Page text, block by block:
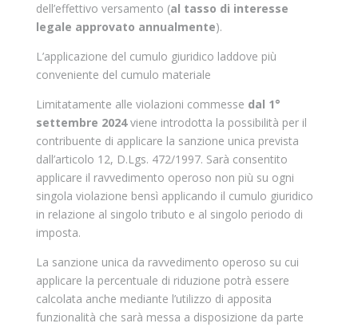
dell’effettivo versamento (al tasso di interesse
legale approvato annualmente).
L’applicazione del cumulo giuridico laddove più
conveniente del cumulo materiale
Limitatamente alle violazioni commesse dal 1°
settembre 2024viene introdotta la possibilità per il
contribuente di applicare la sanzione unica prevista
dall’articolo 12, D.Lgs. 472/1997. Sarà consentito
applicare il ravvedimento operoso non più su ogni
singola violazione bensì applicando il cumulo giuridico
in relazione al singolo tributo e al singolo periodo di
imposta.
La sanzione unica da ravvedimento operoso su cui
applicare la percentuale di riduzione potrà essere
calcolata anche mediante l’utilizzo di apposita
funzionalità che sarà messa a disposizione da parte